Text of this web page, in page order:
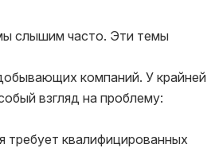
слышим часто. Эти темы
компаний. У крайней
взгляд на проблему:
требует квалифицированных